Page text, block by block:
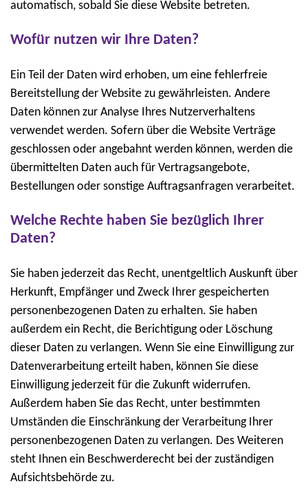
automatisch, sobald Sie diese Website betreten.
Wofür nutzen wir Ihre Daten?
Ein Teil der Daten wird erhoben, um eine fehlerfreie
Bereitstellung der Website zu gewährleisten. Andere
Daten können zur Analyse Ihres Nutzerverhaltens
verwendet werden. Sofern über die Website Verträge
geschlossen oder angebahnt werden können, werden die
übermittelten Daten auch für Vertragsangebote,
Bestellungen oder sonstige Auftragsanfragen verarbeitet.
Welche Rechte haben Sie bezüglich Ihrer
Daten?
Sie haben jederzeit das Recht, unentgeltlich Auskunft über
Herkunft, Empfänger und Zweck Ihrer gespeicherten
personenbezogenen Daten zu erhalten. Sie haben
außerdem ein Recht, die Berichtigung oder Löschung
dieser Daten zu verlangen. Wenn Sie eine Einwilligung zur
Datenverarbeitung erteilt haben, können Sie diese
Einwilligung jederzeit für die Zukunft widerrufen.
Außerdem haben Sie das Recht, unter bestimmten
Umständen die Einschränkung der Verarbeitung Ihrer
personenbezogenen Daten zu verlangen. Des Weiteren
steht Ihnen ein Beschwerderecht bei der zuständigen
Aufsichtsbehörde zu.